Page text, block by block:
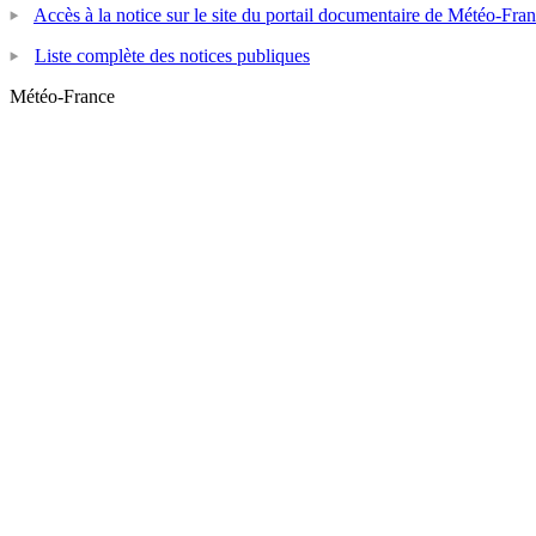
Accès à la notice sur le site du portail documentaire de Météo-
Liste complète des notices publiques
Météo-France